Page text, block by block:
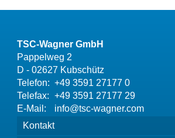
TSC-Wagner GmbH
Pappelweg 2
D - 02627 Kubschütz
Telefon: +49 3591 27177 0
Telefax: +49 3591 27177 29
E-Mail:
info@tsc-wagner.com
Kontakt